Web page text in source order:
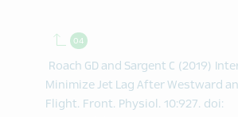
Back to contents.
Roach GD and Sargent C (2019)
Minimize Jet Lag After Westward
Flight. Front. Physiol. 10:927. doi: